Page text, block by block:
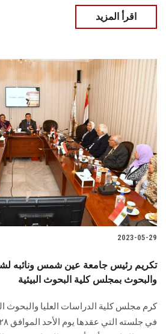
اقرأ المزيد
2023-05-29
تكريم رئيس جامعة عين شمس ونائبه
والبحوث بمجلس كلية البحوث البيئية
كرم مجلس كلية الدراسات العليا والبحوث